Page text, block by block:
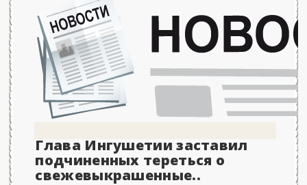
Глава Ингушетии заставил
подчиненных тереться о
свежевыкрашенные..